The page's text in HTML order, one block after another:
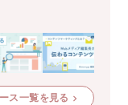
ス一覧を見る